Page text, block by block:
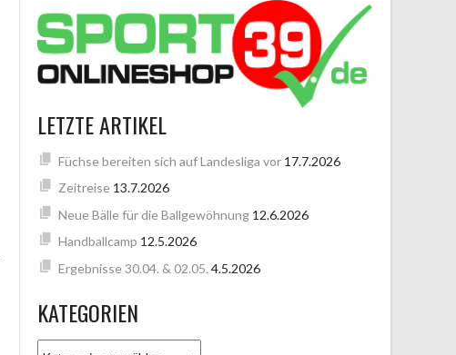
LETZTE ARTIKEL
Füchse bereiten sich auf Landesliga vor 17.7.2026
Zeitreise 13.7.2026
Neue Bälle für die Ballgewöhnung 12.6.2026
Handballcamp 12.5.2026
Ergebnisse 30.04. & 02.05. 4.5.2026
KATEGORIEN